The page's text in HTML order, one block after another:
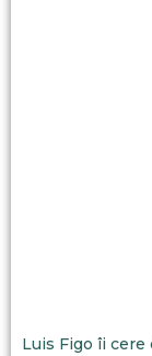
Luis Figo îi cere